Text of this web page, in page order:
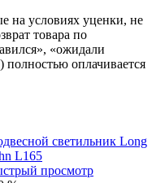
на условиях уценки, не
товара по
«ожидали
полностью оплачивается
светильник Long
L165
просмотр